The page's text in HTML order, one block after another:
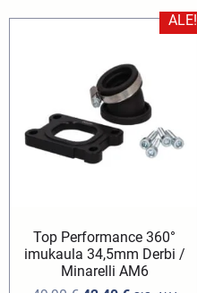
ALE!
Top Performance 360°
imukaula 34,5mm Derbi /
Minarelli AM6